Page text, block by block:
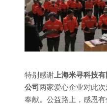
特别感谢上海米寻科技
公司两家爱心企业对此
奉献。公益路上，感恩有